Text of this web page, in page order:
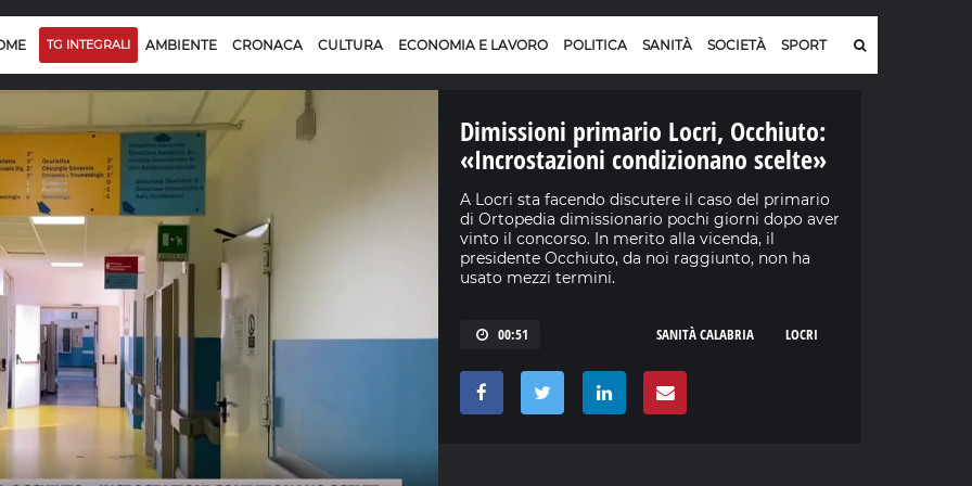
TG INTEGRALI AMBIENTE CRONACA CULTURA ECONOMIA E LAVORO POLITICA SANITÀ SOCIETÀ SPORT
Dimissioni primario Locri, Occhiuto:
«Incrostazioni condizionano scelte»
A Locri sta facendo discutere il caso del primario
di Ortopedia dimissionario pochi giorni dopo aver
vinto il concorso. In merito alla vicenda, il
presidente Occhiuto, da noi raggiunto, non ha
usato mezzi termini.
00:51 LOCRI
SANITÀ CALABRIA